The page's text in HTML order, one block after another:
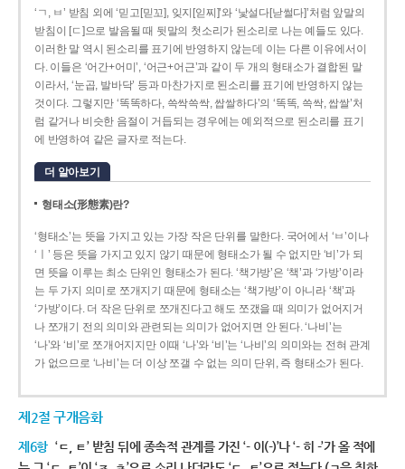
‘ㄱ, ㅂ’ 받침 외에 ‘믿고[믿꼬], 잊지[읻찌]’와 ‘낯설다[낟썰다]’처럼 앞말의
받침이 [ㄷ]으로 발음될 때 뒷말의 첫소리가 된소리로 나는 예들도 있다.
이러한 말 역시 된소리를 표기에 반영하지 않는데 이는 다른 이유에서이
다. 이들은 ‘어간+어미’, ‘어근+어근’과 같이 두 개의 형태소가 결합된 말
이라서, ‘눈곱, 발바닥’ 등과 마찬가지로 된소리를 표기에 반영하지 않는
것이다. 그렇지만 ‘똑똑하다, 쓱싹쓱싹, 쌉쌀하다’의 ‘똑똑, 쓱싹, 쌉쌀’처
럼 같거나 비슷한 음절이 거듭되는 경우에는 예외적으로 된소리를 표기
에 반영하여 같은 글자로 적는다.
더 알아보기
형태소(形態素)란?
‘형태소’는 뜻을 가지고 있는 가장 작은 단위를 말한다. 국어에서 ‘ㅂ’이나
‘ㅣ’ 등은 뜻을 가지고 있지 않기 때문에 형태소가 될 수 없지만 ‘비’가 되
면 뜻을 이루는 최소 단위인 형태소가 된다. ‘책가방’은 ‘책’과 ‘가방’이라
는 두 가지 의미로 쪼개지기 때문에 형태소는 ‘책가방’이 아니라 ‘책’과
‘가방’이다. 더 작은 단위로 쪼개진다고 해도 쪼갰을 때 의미가 없어지거
나 쪼개기 전의 의미와 관련되는 의미가 없어지면 안 된다. ‘나비’는
‘나’와 ‘비’로 쪼개어지지만 이때 ‘나’와 ‘비’는 ‘나비’의 의미와는 전혀 관계
가 없으므로 ‘나비’는 더 이상 쪼갤 수 없는 의미 단위, 즉 형태소가 된다.
제2절 구개음화
제6항 ‘ㄷ, ㅌ’ 받침 뒤에 종속적 관계를 가진 ‘- 이(-)’나 ‘- 히 -’가 올 적에